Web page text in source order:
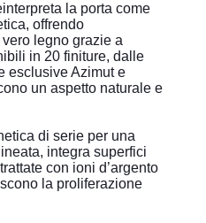
la porta come
offrendo
legno grazie a
in 20 finiture, dalle
esclusive Azimut e
un aspetto naturale e
di serie per una
integra superfici
con ioni d’argento
la proliferazione